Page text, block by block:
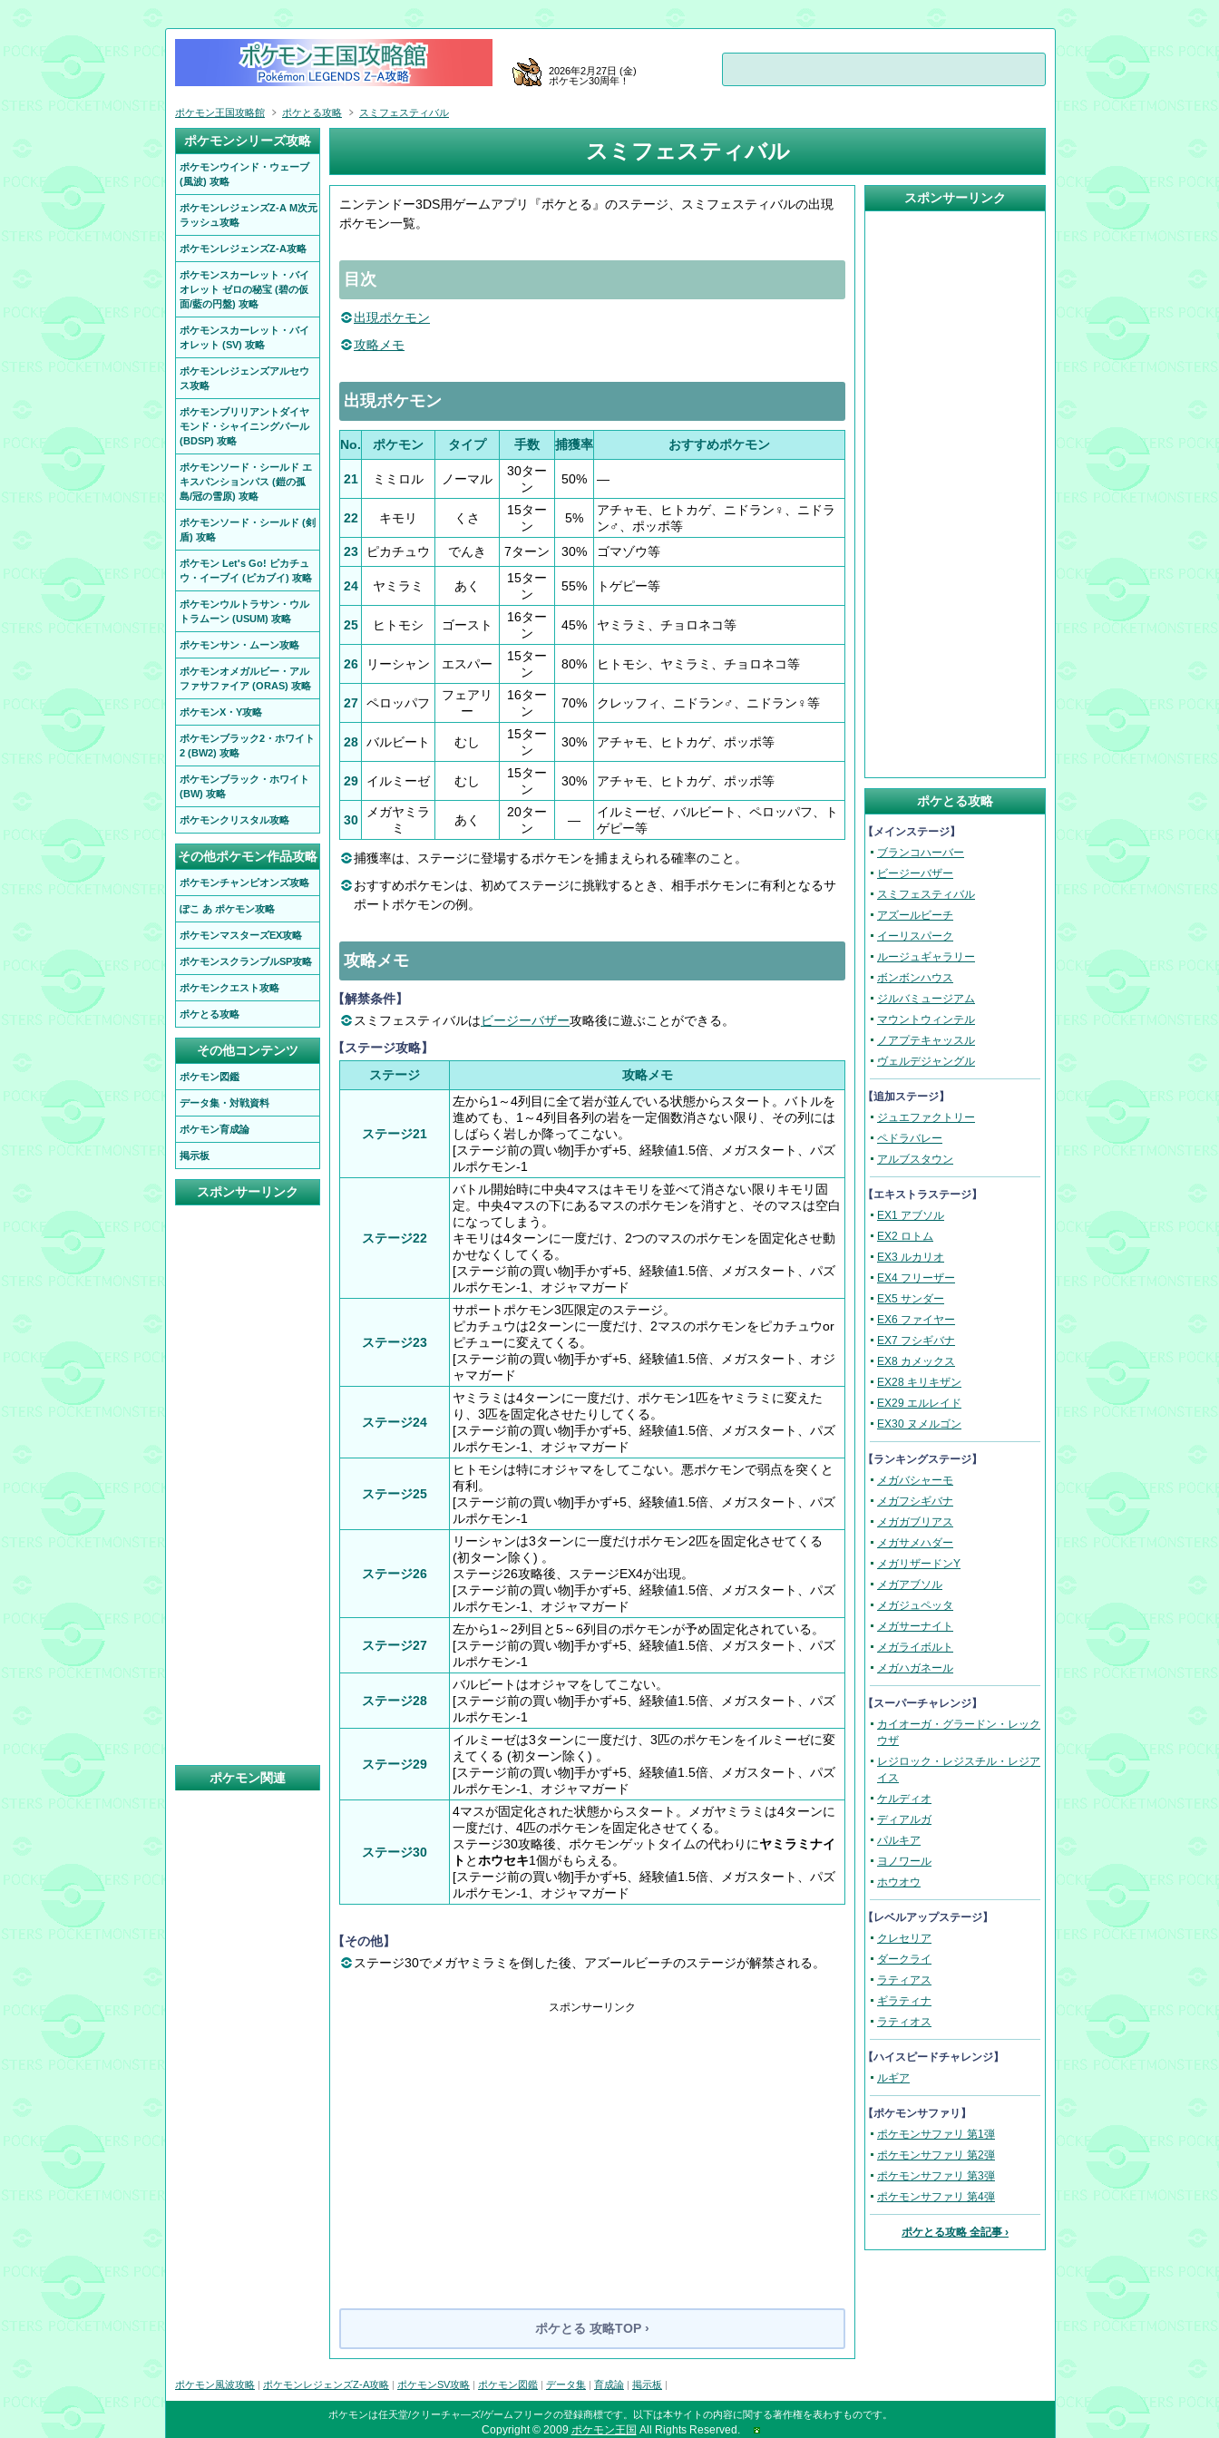
スミフェスティバル
ニンテンドー3DS用ゲームアプリ『ポケとる』のステージ、スミフェスティバルの出現
ポケモン一覧。
目次
出現ポケモン
攻略メモ
出現ポケモン
No. ポケモン タイプ 手数 捕獲率 おすすめポケモン
21 ミミロル ノーマル
30ター
ン
50% ―
22 キモリ くさ
15ター
ン
5%
アチャモ、ヒトカゲ、ニドラン♀、ニドラ
ン♂、ポッポ等
23
ピカチュウ でんき 7ターン 30% ゴマゾウ等
24 ヤミラミ あく
15ター
ン
55% トゲピー等
25 ヒトモシ ゴースト
16ター
ン
45% ヤミラミ、チョロネコ等
26 リーシャン エスパー
15ター
ン
80% ヒトモシ、ヤミラミ、チョロネコ等
27 ペロッパフ
フェアリ
ー
16ター
ン
70% クレッフィ、ニドラン♂、ニドラン♀等
28 バルビート むし
15ター
ン
30% アチャモ、ヒトカゲ、ポッポ等
29 イルミーゼ むし
15ター
ン
30% アチャモ、ヒトカゲ、ポッポ等
30
メガヤミラ
ミ
あく
20ター
ン
―
イルミーゼ、バルビート、ペロッパフ、ト
ゲピー等
捕獲率は、ステージに登場するポケモンを捕まえられる確率のこと。
おすすめポケモンは、初めてステージに挑戦するとき、相手ポケモンに有利となるサ
ポートポケモンの例。
攻略メモ
【解禁条件】
スミフェスティバルはビージーバザー攻略後に遊ぶことができる。
【ステージ攻略】
ステージ
攻略メモ
ステージ21
左から1～4列目に全て岩が並んでいる状態からスタート。バトルを
進めても、1～4列目各列の岩を一定個数消さない限り、その列には
しばらく岩しか降ってこない。
[ステージ前の買い物]手かず+5、経験値1.5倍、メガスタート、パズ
ルポケモン-1
ステージ22
バトル開始時に中央4マスはキモリを並べて消さない限りキモリ固
定。中央4マスの下にあるマスのポケモンを消すと、そのマスは空白
になってしまう。
キモリは4ターンに一度だけ、2つのマスのポケモンを固定化させ動
かせなくしてくる。
[ステージ前の買い物]手かず+5、経験値1.5倍、メガスタート、パズ
ルポケモン-1、オジャマガード
ステージ23
サポートポケモン3匹限定のステージ。
ピカチュウは2ターンに一度だけ、2マスのポケモンをピカチュウor
ピチューに変えてくる。
[ステージ前の買い物]手かず+5、経験値1.5倍、メガスタート、オジ
ャマガード
ステージ24
ヤミラミは4ターンに一度だけ、ポケモン1匹をヤミラミに変えた
り、3匹を固定化させたりしてくる。
[ステージ前の買い物]手かず+5、経験値1.5倍、メガスタート、パズ
ルポケモン-1、オジャマガード
ステージ25
ヒトモシは特にオジャマをしてこない。悪ポケモンで弱点を突くと
有利。
[ステージ前の買い物]手かず+5、経験値1.5倍、メガスタート、パズ
ルポケモン-1
ステージ26
リーシャンは3ターンに一度だけポケモン2匹を固定化させてくる
(初ターン除く) 。
ステージ26攻略後、ステージEX4が出現。
[ステージ前の買い物]手かず+5、経験値1.5倍、メガスタート、パズ
ルポケモン-1、オジャマガード
ステージ27
左から1～2列目と5～6列目のポケモンが予め固定化されている。
[ステージ前の買い物]手かず+5、経験値1.5倍、メガスタート、パズ
ルポケモン-1
ステージ28
バルビートはオジャマをしてこない。
[ステージ前の買い物]手かず+5、経験値1.5倍、メガスタート、パズ
ルポケモン-1
ステージ29
イルミーゼは3ターンに一度だけ、3匹のポケモンをイルミーゼに変
えてくる (初ターン除く) 。
[ステージ前の買い物]手かず+5、経験値1.5倍、メガスタート、パズ
ルポケモン-1、オジャマガード
ステージ30
4マスが固定化された状態からスタート。メガヤミラミは4ターンに
一度だけ、4匹のポケモンを固定化させてくる。
ステージ30攻略後、ポケモンゲットタイムの代わりにヤミラミナイ
ト とホウセキ1個がもらえる。
[ステージ前の買い物]手かず+5、経験値1.5倍、メガスタート、パズ
ルポケモン-1、オジャマガード
【その他】
ステージ30でメガヤミラミを倒した後、アズールビーチのステージが解禁される。
スポンサーリンク
ポケとる 攻略TOP ›
スポンサーリンク
ポケとる攻略
【メインステージ】
ブランコハーバー
ビージーバザー
スミフェスティバル
アズールビーチ
イーリスパーク
ルージュギャラリー
ボンボンハウス
ジルバミュージアム
マウントウィンテル
ノアプテキャッスル
ヴェルデジャングル
【追加ステージ】
ジュエファクトリー
ペドラバレー
アルブスタウン
【エキストラステージ】
EX1 アブソル
EX2 ロトム
EX3 ルカリオ
EX4 フリーザー
EX5 サンダー
EX6 ファイヤー
EX7 フシギバナ
EX8 カメックス
EX28 キリキザン
EX29 エルレイド
EX30 ヌメルゴン
【ランキングステージ】
メガバシャーモ
メガフシギバナ
メガガブリアス
メガサメハダー
メガリザードンY
メガアブソル
メガジュペッタ
メガサーナイト
メガライボルト
メガハガネール
【スーパーチャレンジ】
カイオーガ・グラードン・レック
ウザ
レジロック・レジスチル・レジア
イス
ケルディオ
ディアルガ
パルキア
ヨノワール
ホウオウ
【レベルアップステージ】
クレセリア
ダークライ
ラティアス
ギラティナ
ラティオス
【ハイスピードチャレンジ】
ルギア
【ポケモンサファリ】
ポケモンサファリ 第1弾
ポケモンサファリ 第2弾
ポケモンサファリ 第3弾
ポケモンサファリ 第4弾
ポケとる攻略 全記事 ›
2026年2月27日 (金)
ポケモン30周年！
ポケモン王国攻略館 ポケとる攻略 スミフェスティバル
ポケモンシリーズ攻略
ポケモンウインド・ウェーブ
(風波) 攻略
ポケモンレジェンズZ-A M次元
ラッシュ攻略
ポケモンレジェンズZ-A攻略
ポケモンスカーレット・バイ
オレット ゼロの秘宝 (碧の仮
面/藍の円盤) 攻略
ポケモンスカーレット・バイ
オレット (SV) 攻略
ポケモンレジェンズアルセウ
ス攻略
ポケモンブリリアントダイヤ
モンド・シャイニングパール
(BDSP) 攻略
ポケモンソード・シールド エ
キスパンションパス (鎧の孤
島/冠の雪原) 攻略
ポケモンソード・シールド (剣
盾) 攻略
ポケモン Let's Go! ピカチュ
ウ・イーブイ (ピカブイ) 攻略
ポケモンウルトラサン・ウル
トラムーン (USUM) 攻略
ポケモンサン・ムーン攻略
ポケモンオメガルビー・アル
ファサファイア (ORAS) 攻略
ポケモンX・Y攻略
ポケモンブラック2・ホワイト
2 (BW2) 攻略
ポケモンブラック・ホワイト
(BW) 攻略
ポケモンクリスタル攻略
その他ポケモン作品攻略
ポケモンチャンピオンズ攻略
ぽこ あ ポケモン攻略
ポケモンマスターズEX攻略
ポケモンスクランブルSP攻略
ポケモンクエスト攻略
ポケとる攻略
その他コンテンツ
ポケモン図鑑
データ集・対戦資料
ポケモン育成論
掲示板
スポンサーリンク
ポケモン関連
ポケモン風波攻略 | ポケモンレジェンズZ-A攻略 | ポケモンSV攻略 | ポケモン図鑑 | データ集 | 育成論 | 掲示板 |
ポケモンは任天堂/クリーチャ―ズ/ゲームフリークの登録商標です。 以下は本サイトの内容に関する著作権を表わすものです。
Copyright © 2009 ポケモン王国 All Rights Reserved.